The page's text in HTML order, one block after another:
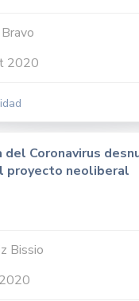
2020
del Coronavirus
proyecto neoliberal
Bissio